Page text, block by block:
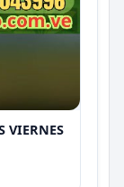
VIERNES